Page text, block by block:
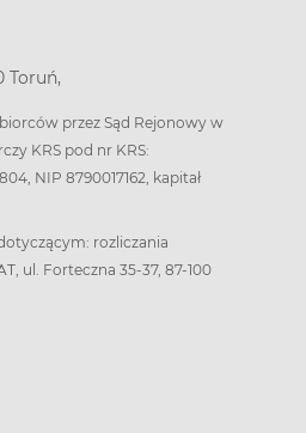
Toruń,
przez Sąd Rejonowy w
KRS pod nr KRS:
NIP 8790017162, kapitał
rozliczania
ul. Forteczna 35-37, 87-100